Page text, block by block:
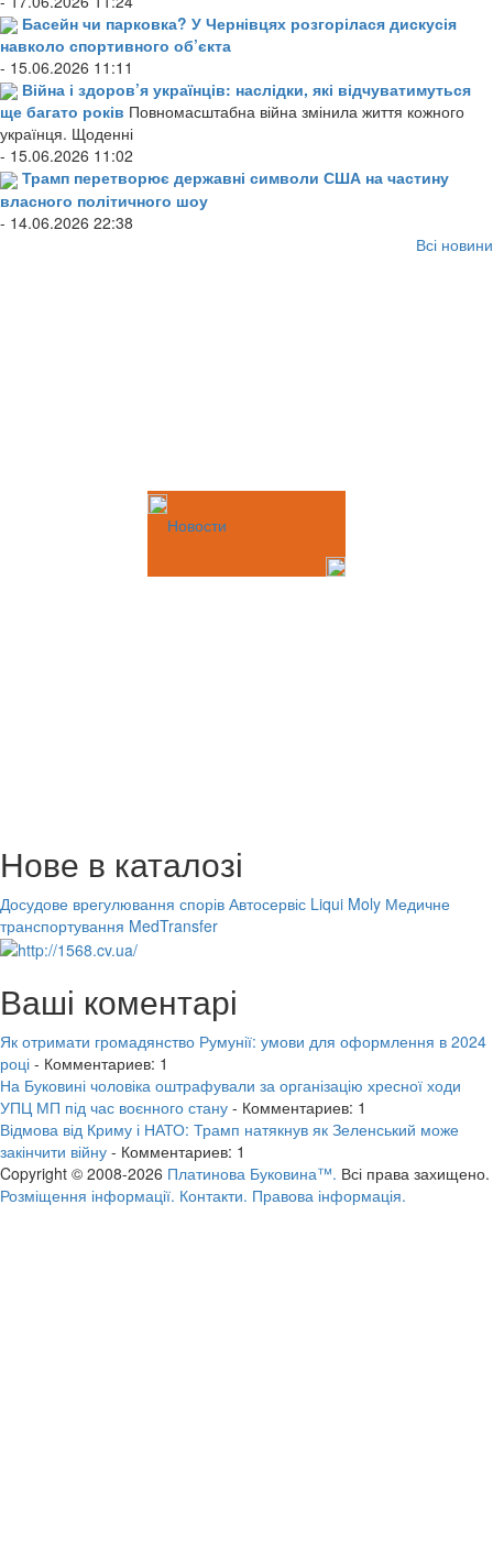
Басейн чи парковка? У Чернівцях розгорілася дискусія
навколо спортивного об’єкта
- 15.06.2026 11:11
Війна і здоров’я українців: наслідки, які відчуватимуться
ще багато років Повномасштабна війна змінила життя кожного
українця. Щоденні
- 15.06.2026 11:02
Трамп перетворює державні символи США на частину
власного політичного шоу
- 14.06.2026 22:38
Всі новини
Новости
Нове в каталозі
Досудове врегулювання спорів Автосервіс Liqui Moly Медичне
транспортування MedTransfer
Ваші коментарі
Як отримати громадянство Румунії: умови для оформлення в 2024
році - Комментариев: 1
На Буковині чоловіка оштрафували за організацію хресної ходи
УПЦ МП під час воєнного стану - Комментариев: 1
Відмова від Криму і НАТО: Трамп натякнув як Зеленський може
закінчити війну - Комментариев: 1
Copyright © 2008-2026 Платинова Буковина™. Всі права захищено.
Розміщення інформації. Контакти. Правова інформація.